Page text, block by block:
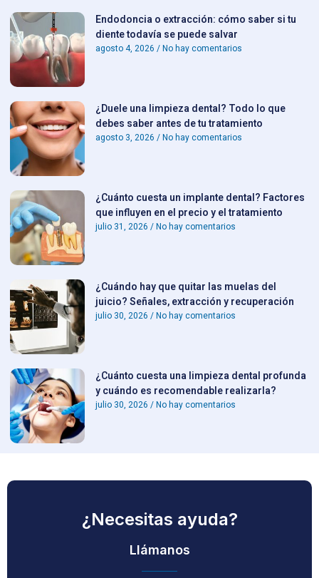
Endodoncia o extracción: cómo saber si tu
diente todavía se puede salvar
agosto 4, 2026 No hay comentarios
¿Duele una limpieza dental? Todo lo que
debes saber antes de tu tratamiento
agosto 3, 2026 No hay comentarios
¿Cuánto cuesta un implante dental? Factores
que influyen en el precio y el tratamiento
julio 31, 2026 No hay comentarios
¿Cuándo hay que quitar las muelas del
juicio? Señales, extracción y recuperación
julio 30, 2026 No hay comentarios
¿Cuánto cuesta una limpieza dental profunda
y cuándo es recomendable realizarla?
julio 30, 2026 No hay comentarios
¿Necesitas ayuda?
Llámanos